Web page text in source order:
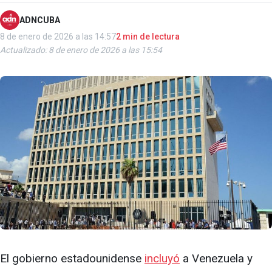
ADNCUBA
8 de enero de 2026 a las 14:572 min de lectura
Actualizado: 8 de enero de 2026 a las 15:54
El gobierno estadounidense incluyó a Venezuela y